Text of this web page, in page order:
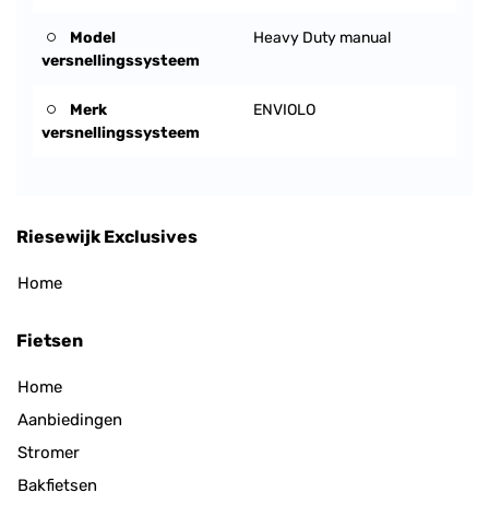
Model
versnellingssysteem
Heavy Duty manual
Merk
versnellingssysteem
ENVIOLO
Riesewijk Exclusives
Home
Fietsen
Home
Aanbiedingen
Stromer
Bakfietsen